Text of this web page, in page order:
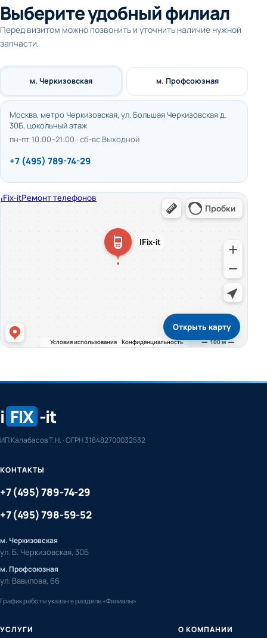
Выберите удобный филиал
Перед визитом можно позвонить и уточнить наличие нужной
запчасти.
м. Черкизовская
Москва, метро Черкизовская, ул. Большая Черкизовская д.
30Б, цокольный этаж
пн-пт 10:00–21:00 · сб-вс Выходной
+7 (495) 789-74-29
м. Профсоюзная
Открыть карту
i FIX -it
ИП Калабасов Т.Н. · ОГРН 318482700032532
УСЛУГИ О КОМПАНИИ
КОНТАКТЫ
+7 (495) 789-74-29
+7 (495) 798-59-52
м. Черкизовская
ул. Б. Черкизовская, 30Б
м. Профсоюзная
ул. Вавилова, 66
График работы указан в разделе «Филиалы»